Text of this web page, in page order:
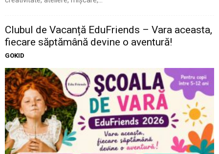
Clubul de Vacanță EduFriends – Vara aceasta,
fiecare săptămână devine o aventură!
GOKID